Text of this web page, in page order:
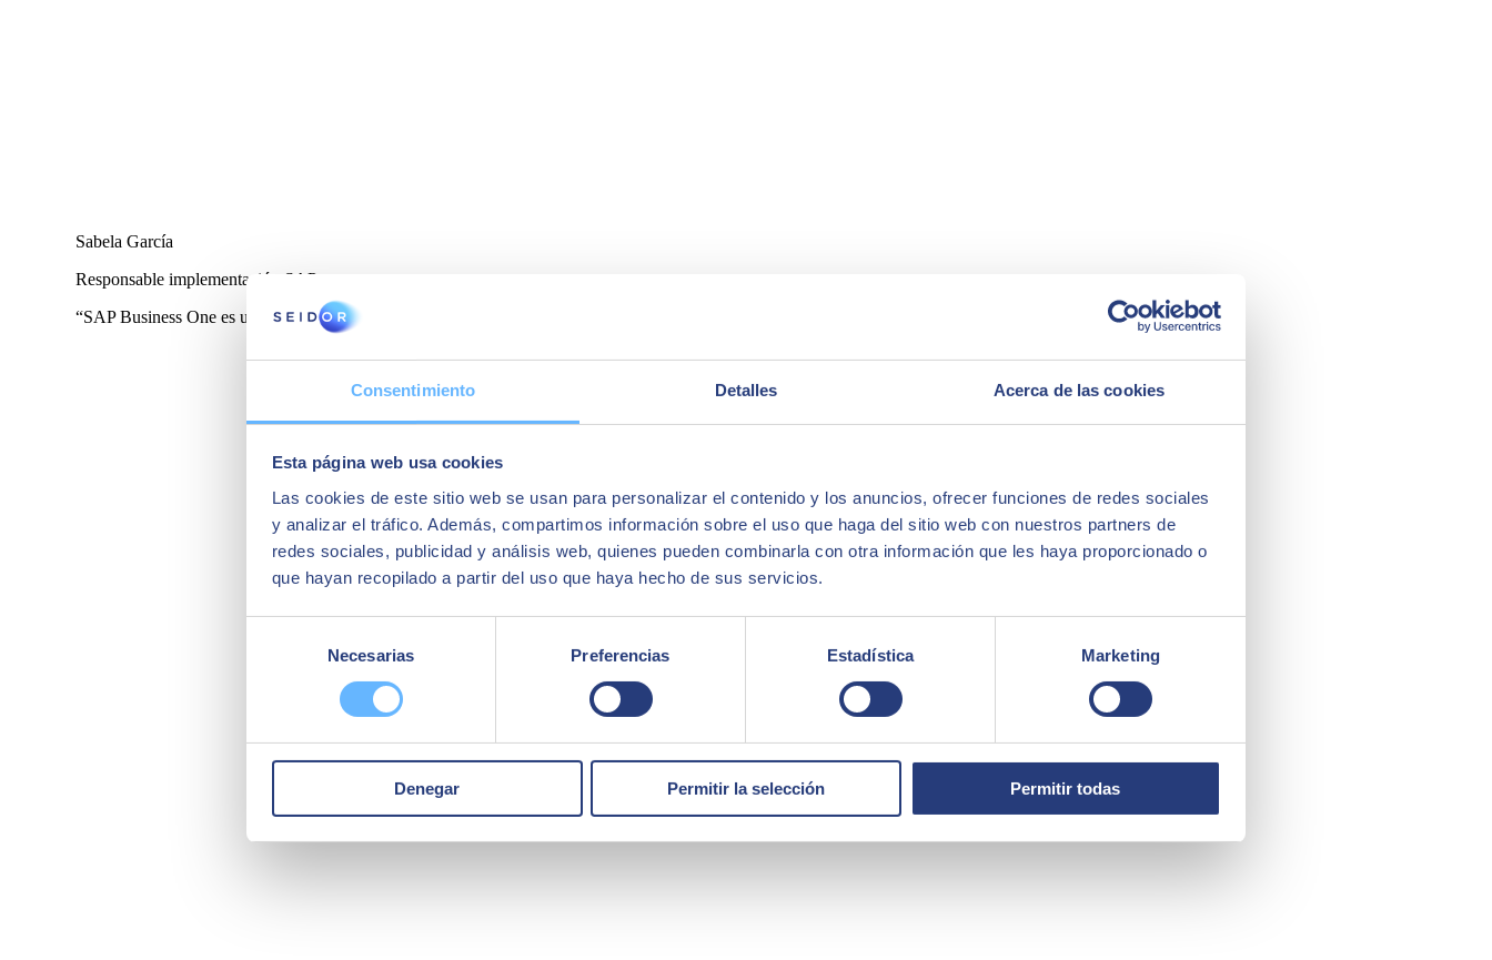
Consentimiento Detalles Acerca de las cookies
Esta página web usa cookies
Las cookies de este sitio web se usan para personalizar el contenido y los anuncios, ofrecer funciones de redes sociales
y analizar el tráfico. Además, compartimos información sobre el uso que haga del sitio web con nuestros partners de
redes sociales, publicidad y análisis web, quienes pueden combinarla con otra información que les haya proporcionado o
que hayan recopilado a partir del uso que haya hecho de sus servicios.
consentimiento
Necesarias Preferencias Estadística Marketing
Denegar Permitir la selección Permitir todas
Sabela García
Responsable implementación SAP
“SAP Business One es un ERP muy fiable, muy robusto, y una vez que metes los datos te da la información que necesitas”